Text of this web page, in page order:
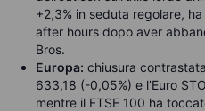
+2,3% in seduta regolare,
after hours dopo aver
Bros.
Europa: chiusura
633,18 (-0,05%) e l’Euro
mentre il FTSE 100 ha